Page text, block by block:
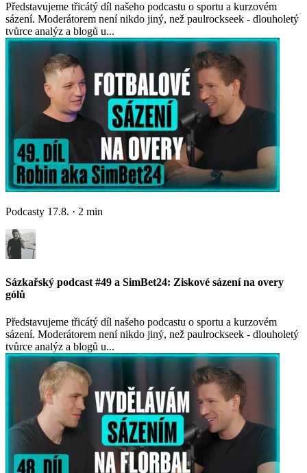
Představujeme třicátý díl našeho podcastu o sportu a kurzovém
sázení. Moderátorem není nikdo jiný, než paulrockseek - dlouholetý
tvůrce analýz a blogů u...
Podcasty 17.8. · 2 min
Sázkařský podcast #49 a SimBet24: Ziskové sázení na overy
gólů
Představujeme třicátý díl našeho podcastu o sportu a kurzovém
sázení. Moderátorem není nikdo jiný, než paulrockseek - dlouholetý
tvůrce analýz a blogů u...